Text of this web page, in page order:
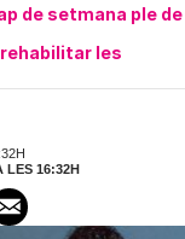
de setmana ple de
les
LES 16:32H